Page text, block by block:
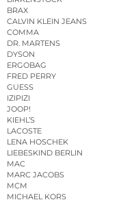
BRAX
CALVIN KLEIN JEANS
COMMA
DR. MARTENS
DYSON
ERGOBAG
FRED PERRY
GUESS
IZIPIZI
JOOP!
KIEHL’S
LACOSTE
LENA HOSCHEK
LIEBESKIND BERLIN
MAC
MARC JACOBS
MCM
MICHAEL KORS